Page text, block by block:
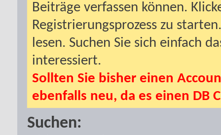
Beiträge verfassen können.
Registrierungsprozess zu
lesen. Suchen Sie sich einfach
interessiert.
Sollten Sie bisher einen
ebenfalls neu, da es einen DB
Suchen: